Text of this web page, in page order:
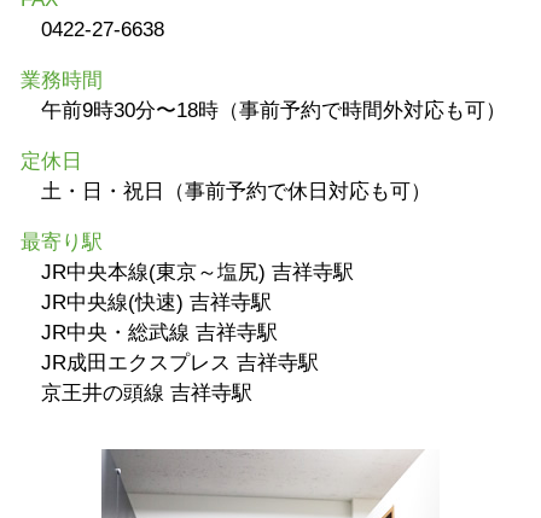
0422-27-6638
業務時間
午前9時30分〜18時（事前予約で時間外対応も可）
定休日
土・日・祝日（事前予約で休日対応も可）
最寄り駅
JR中央本線(東京～塩尻) 吉祥寺駅
JR中央線(快速) 吉祥寺駅
JR中央・総武線 吉祥寺駅
JR成田エクスプレス 吉祥寺駅
京王井の頭線 吉祥寺駅